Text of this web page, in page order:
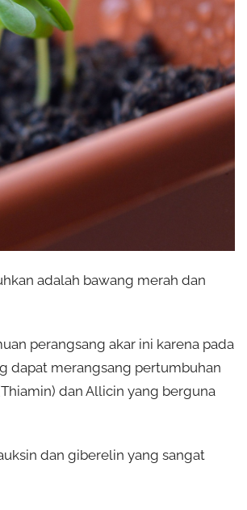
adalah bawang merah dan
perangsang akar ini karena pada
dapat merangsang pertumbuhan
dan Allicin yang berguna
dan giberelin yang sangat